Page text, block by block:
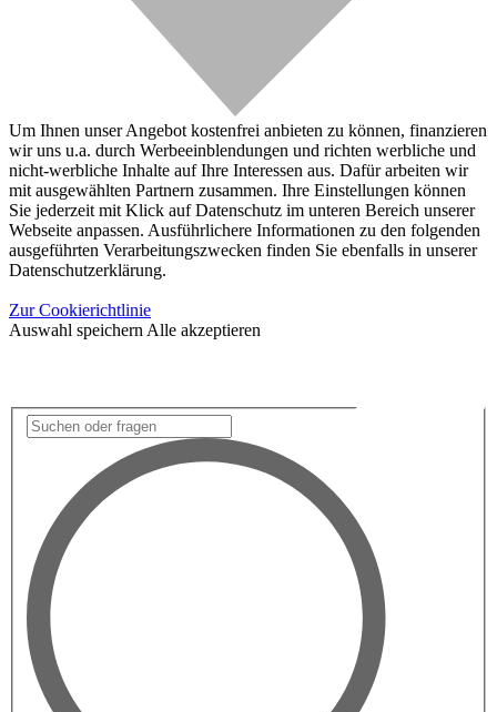
Um Ihnen unser Angebot kostenfrei anbieten zu können, finanzieren
wir uns u.a. durch Werbeeinblendungen und richten werbliche und
nicht-werbliche Inhalte auf Ihre Interessen aus. Dafür arbeiten wir
mit ausgewählten Partnern zusammen. Ihre Einstellungen können
Sie jederzeit mit Klick auf Datenschutz im unteren Bereich unserer
Webseite anpassen. Ausführlichere Informationen zu den folgenden
ausgeführten Verarbeitungszwecken finden Sie ebenfalls in unserer
Datenschutzerklärung.
Zur Cookierichtlinie
Auswahl speichern Alle akzeptieren